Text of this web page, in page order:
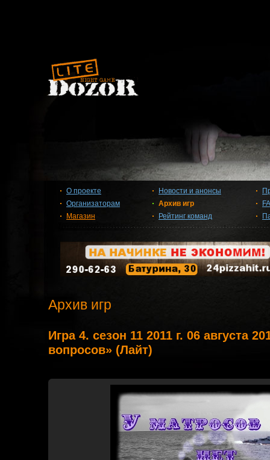
О проекте
Организаторам
Магазин
Новости и анонсы
Архив игр
Рейтинг команд
Архив игр
Игра 4. сезон 11 2011 г. 06 августа
вопросов» (Лайт)